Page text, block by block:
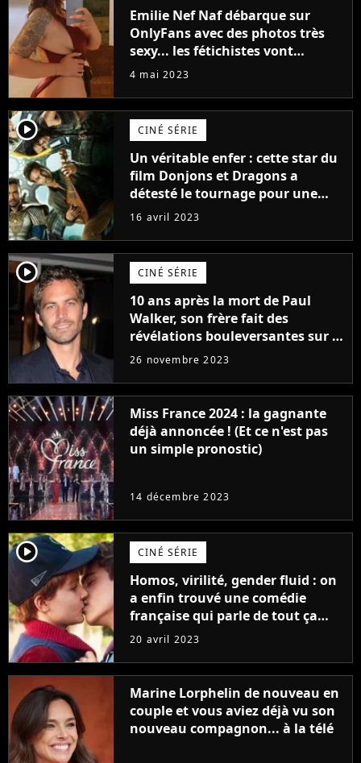
Emilie Nef Naf débarque sur
OnlyFans avec des photos très
sexy... les fétichistes vont
prendre leur pied !
4 mai 2023
player2 CINÉ SÉRIE
Un véritable enfer : cette star du
film Donjons et Dragons a
détesté le tournage pour une
raison très spéciale
16 avril 2023
player2 CINÉ SÉRIE
10 ans après la mort de Paul
Walker, son frère fait des
révélations bouleversantes sur la
réaction des acteurs de Fast and
26 novembre 2023
Miss France 2024 : la gagnante
déjà annoncée ! (Et ce n'est pas
un simple pronostic)
14 décembre 2023
player2 CINÉ SÉRIE
Homos, virilité, gender fluid : on
a enfin trouvé une comédie
française qui parle de tout ça
sans être super ringarde
20 avril 2023
Marine Lorphelin de nouveau en
couple et vous aviez déjà vu son
nouveau compagnon... à la télé